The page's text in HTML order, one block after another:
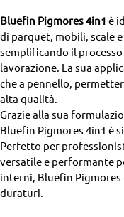
Bluefin Pigmores 4in1 è
di parquet, mobili, scale
semplificando il
lavorazione. La sua
che a pennello,
alta qualità.
Grazie alla sua
Bluefin Pigmores 4in1 è
Perfetto per
versatile e performante
interni, Bluefin Pigmores
duraturi.